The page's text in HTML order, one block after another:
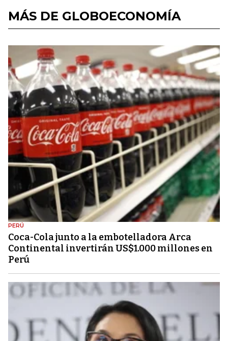
MÁS DE GLOBOECONOMÍA
PERÚ
Coca-Cola junto a la embotelladora Arca
Continental invertirán US$1.000 millones en
Perú